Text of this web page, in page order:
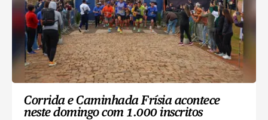
Corrida e Caminhada Frísia acontece
neste domingo com 1.000 inscritos